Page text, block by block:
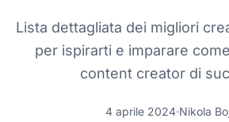
Lista dettagliata dei migliori
per ispirarti e imparare
content creator di
4 aprile 2024 Nikola